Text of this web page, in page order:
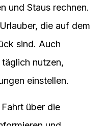
und Staus rechnen.
die auf dem
sind. Auch
nutzen,
einstellen.
über die